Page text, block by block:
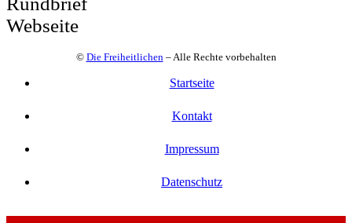
Webseite
© Die Freiheitlichen– Alle Rechte vorbehalten
Startseite
Kontakt
Impressum
Datenschutz